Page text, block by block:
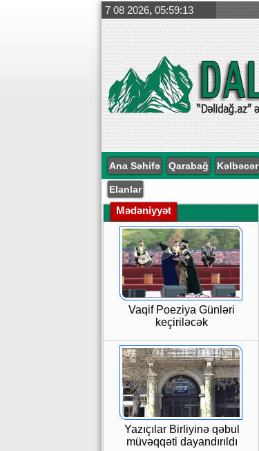
7 08 2026, 05:59:14
Ana Səhifə Qarabağ Kəlbəcər
Elanlar
Mədəniyyət
Vaqif Poeziya Günləri
keçiriləcək
Yazıçılar Birliyinə qəbul
müvəqqəti dayandırıldı